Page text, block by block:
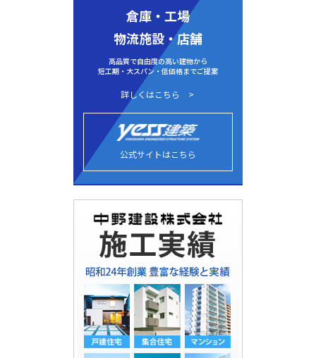
倉庫・工場
物流施設・店舗
高品質で自由度の高い建物から
短工期・大スパン・低価格までご提案
詳しくはこちら
公式サイトはこちら